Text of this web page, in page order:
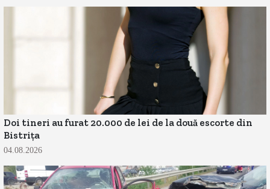
Doi tineri au furat 20.000 de lei de la două escorte din
Bistrița
04.08.2026